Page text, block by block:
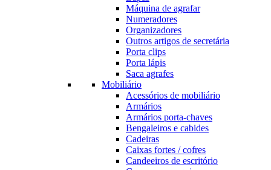
Máquina de agrafar
Numeradores
Organizadores
Outros artigos de secretária
Porta clips
Porta lápis
Saca agrafes
Mobiliário
Acessórios de mobiliário
Armários
Armários porta-chaves
Bengaleiros e cabides
Cadeiras
Caixas fortes / cofres
Candeeiros de escritório